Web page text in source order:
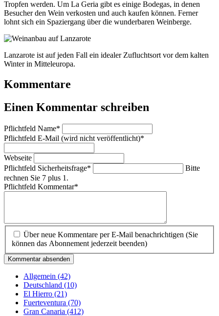
Tropfen werden. Um La Geria gibt es einige Bodegas, in denen
Besucher den Wein verkosten und auch kaufen können. Ferner
lohnt sich ein Spaziergang über die wunderbaren Weinberge.
Lanzarote ist auf jeden Fall ein idealer Zufluchtsort vor dem kalten
Winter in Mitteleuropa.
Kommentare
Einen Kommentar schreiben
Pflichtfeld Name*
Pflichtfeld E-Mail (wird nicht veröffentlicht)*
Webseite
Pflichtfeld Sicherheitsfrage*
Bitte
rechnen Sie 7 plus 1.
Pflichtfeld Kommentar*
Über neue Kommentare per E-Mail benachrichtigen (Sie
können das Abonnement jederzeit beenden)
Kommentar absenden
Allgemein (42)
Deutschland (10)
El Hierro (21)
Fuerteventura (70)
Gran Canaria (412)